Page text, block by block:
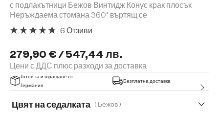
с подлакътници Бежов Винтидж Конус крак плосък
Неръждаема стомана 360° въртящ се
279,90 € / 547,44 лв.
Цени с ДДС плюс разходи за доставка
6 Отзиви
Готов за изпращане от
Германия
Безплатна доставка
Цвят на седалката ( Бежов )